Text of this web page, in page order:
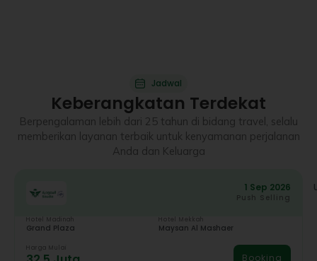
Jadwal
Keberangkatan Terdekat
Berpengalaman lebih dari 25 tahun di bidang travel, selalu
memberikan layanan terbaik untuk kenyamanan perjalanan
Anda dan Keluarga
1 Sep 2026
Push Selling
Hotel Madinah
Grand Plaza
Hotel Mekkah
Maysan Al Mashaer
Harga Mulai
Booking